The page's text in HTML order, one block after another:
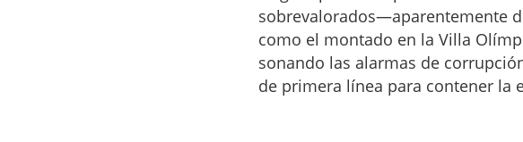
sobrevalorados—aparentemente
como el montado en la Villa
sonando las alarmas de
de primera línea para contener la